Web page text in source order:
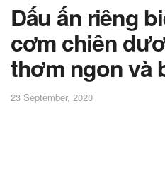
Dấu ấn riêng
cơm chiên
thơm ngon và
23 September, 2020